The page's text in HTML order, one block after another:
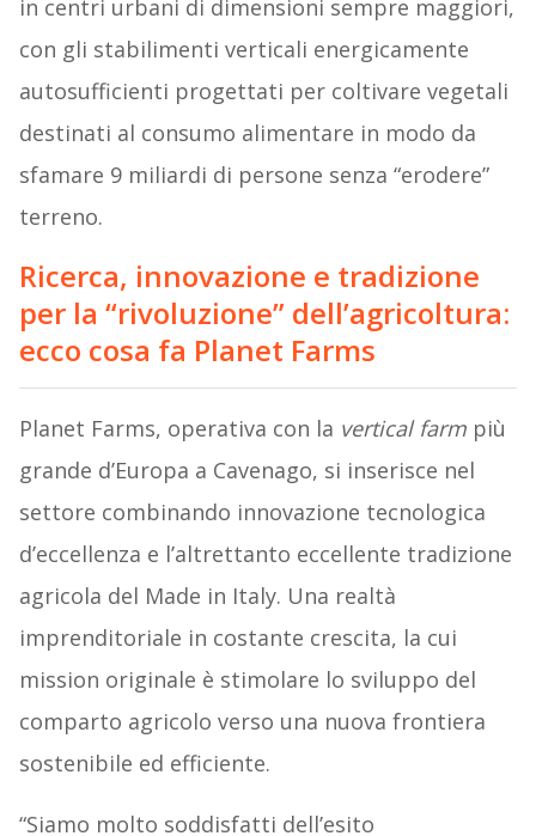
in centri urbani di dimensioni sempre maggiori,
con gli stabilimenti verticali energicamente
autosufficienti progettati per coltivare vegetali
destinati al consumo alimentare in modo da
sfamare 9 miliardi di persone senza “erodere”
terreno.
Ricerca, innovazione e tradizione
per la “rivoluzione” dell’agricoltura:
ecco cosa fa Planet Farms
Planet Farms, operativa con la vertical farmpiù
grande d’Europa a Cavenago, si inserisce nel
settore combinando innovazione tecnologica
d’eccellenza e l’altrettanto eccellente tradizione
agricola del Made in Italy. Una realtà
imprenditoriale in costante crescita, la cui
mission originale è stimolare lo sviluppo del
comparto agricolo verso una nuova frontiera
sostenibile ed efficiente.
“Siamo molto soddisfatti dell’esito